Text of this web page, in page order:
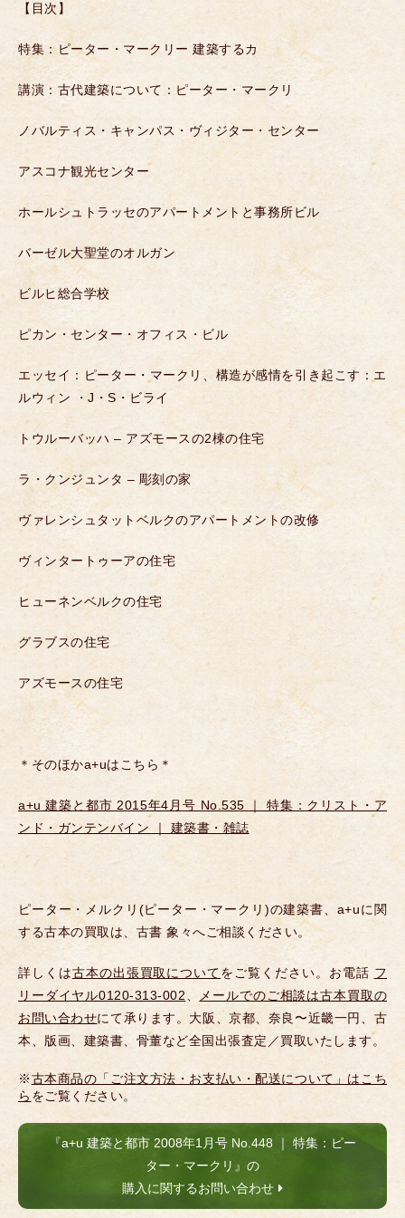
【目次】
特集：ピーター・マークリー 建築するカ
講演：古代建築について：ピーター・マークリ
ノバルティス・キャンパス・ヴィジター・センター
アスコナ観光センター
ホールシュトラッセのアパートメントと事務所ビル
バーゼル大聖堂のオルガン
ビルヒ総合学校
ピカン・センター・オフィス・ビル
エッセイ：ピーター・マークリ、構造が感情を引き起こす：エ
ルウィン ・J・S・ビライ
トウルーバッハ – アズモースの2棟の住宅
ラ・クンジュンタ – 彫刻の家
ヴァレンシュタットベルクのアパートメントの改修
ヴィンタートゥーアの住宅
ヒューネンベルクの住宅
グラブスの住宅
アズモースの住宅
＊そのほかa+uはこちら＊
a+u 建築と都市 2015年4月号 No.535 ｜ 特集：クリスト・ア
ンド・ガンテンバイン ｜ 建築書・雑誌
ピーター・メルクリ(ピーター・マークリ)の建築書、a+uに関
する古本の買取は、古書 象々へご相談ください。
詳しくは古本の出張買取についてをご覧ください。お電話 フ
リーダイヤル0120-313-002、
メールでのご相談は古本買取の
お問い合わせにて承ります。大阪、京都、奈良〜近畿一円、古
本、版画、建築書、骨董など全国出張査定／買取いたします。
※古本商品の「ご注文方法・お支払い・配送について」はこち
ら をご覧ください。
『a+u 建築と都市 2008年1月号 No.448 ｜ 特集：ピー
ター・マークリ』の
購入に関するお問い合わせ